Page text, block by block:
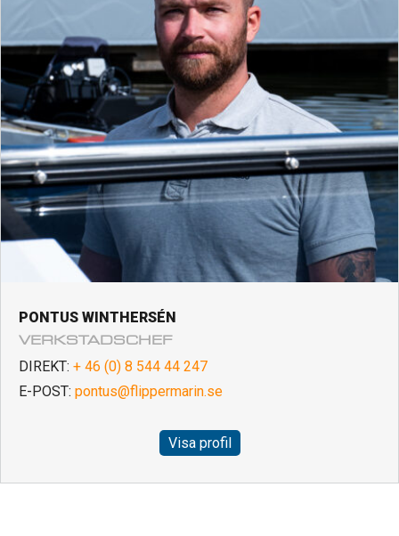
PONTUS WINTHERSÉN
VERKSTADSCHEF
DIREKT: + 46 (0) 8 544 44 247
E-POST: pontus@flippermarin.se
Visa profil